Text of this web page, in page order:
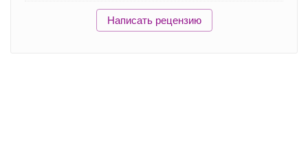
Написать рецензию